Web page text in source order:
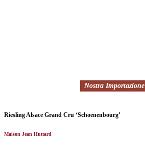
Nostra Importazione
Riesling Alsace Grand Cru ‘Schoenenbourg’
Maison Jean Huttard